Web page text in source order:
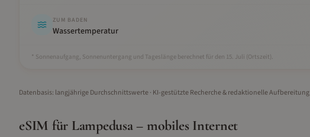
ZUM BADEN
Wassertemperatur
* Sonnenaufgang, Sonnenuntergang und Tageslänge berechnet für den 15. Juli (Ortszeit).
Datenbasis: langjährige Durchschnittswerte · KI-gestützte Recherche & redaktionelle Aufbereitung
eSIM für Lampedusa– mobiles Internet